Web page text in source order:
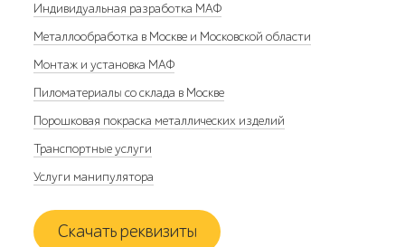
Индивидуальная разработка МАФ
Металлообработка в Москве и Московской области
Монтаж и установка МАФ
Пиломатериалы со склада в Москве
Порошковая покраска металлических изделий
Транспортные услуги
Услуги манипулятора
Скачать реквизиты